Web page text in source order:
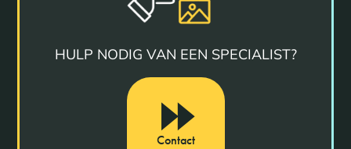
HULP NODIG VAN EEN SPECIALIST?
Contact